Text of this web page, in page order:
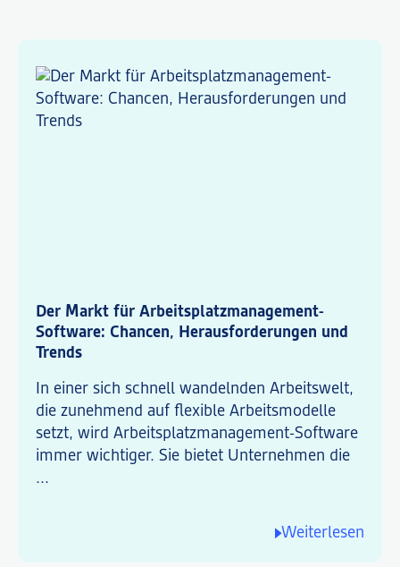
Der Markt für Arbeitsplatzmanagement-
Software: Chancen, Herausforderungen und
Trends
In einer sich schnell wandelnden Arbeitswelt,
die zunehmend auf flexible Arbeitsmodelle
setzt, wird Arbeitsplatzmanagement-Software
immer wichtiger. Sie bietet Unternehmen die
...
Weiterlesen